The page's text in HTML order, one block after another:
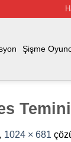
Şişme
1024 × 681